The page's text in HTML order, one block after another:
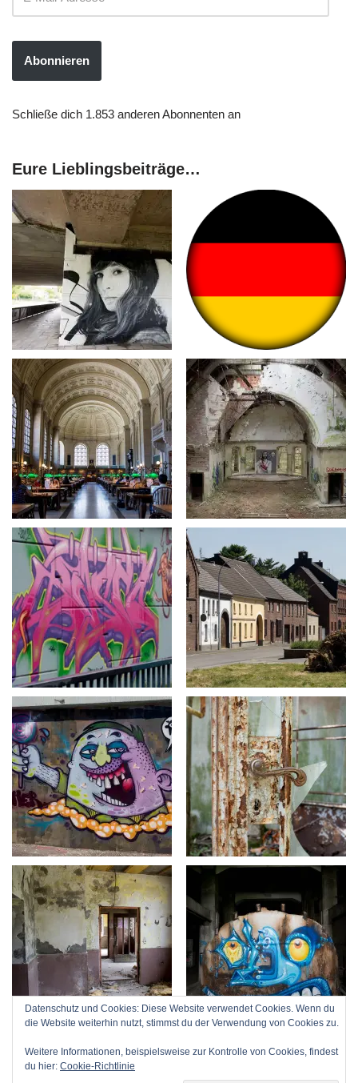
Abonnieren
Schließe dich 1.853 anderen Abonnenten an
Eure Lieblingsbeiträge…
Datenschutz und Cookies: Diese Website verwendet Cookies. Wenn du
die Website weiterhin nutzt, stimmst du der Verwendung von Cookies zu.
Weitere Informationen, beispielsweise zur Kontrolle von Cookies, findest
du hier: Cookie-Richtlinie